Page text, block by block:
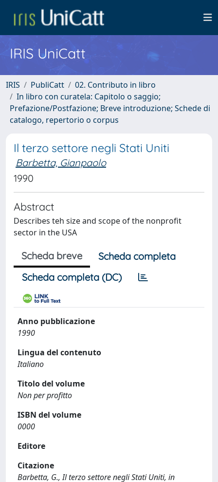
IRIS UniCatt
IRIS PubliCatt
02. Contributo in libro
In libro con curatela: Capitolo o saggio;
Prefazione/Postfazione; Breve introduzione; Schede di
catalogo, repertorio o corpus
Il terzo settore negli Stati Uniti
Barbetta, Gianpaolo
1990
Abstract
Describes teh size and scope of the nonprofit
sector in the USA
Scheda breve
Scheda completa
Scheda completa (DC)
Anno pubblicazione
1990
Lingua del contenuto
Italiano
Titolo del volume
Non per profitto
ISBN del volume
0000
Editore
Citazione
Barbetta, G., Il terzo settore negli Stati Uniti, in